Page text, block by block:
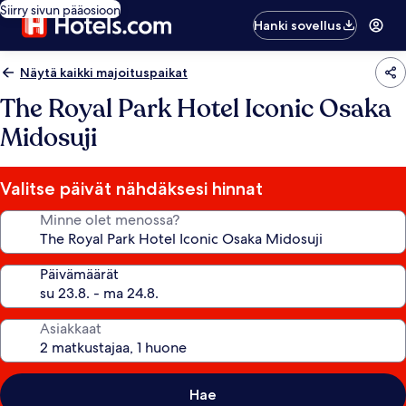
Siirry sivun pääosioon
Hanki sovellus
Näytä kaikki majoituspaikat
The Royal Park Hotel Iconic Osaka
Midosuji
Valitse päivät nähdäksesi hinnat
Minne olet menossa?
Päivämäärät
Asiakkaat
Hae